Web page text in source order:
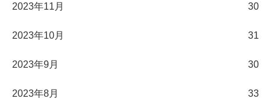
2023年11月 30
2023年10月 31
2023年9月 30
2023年8月 33